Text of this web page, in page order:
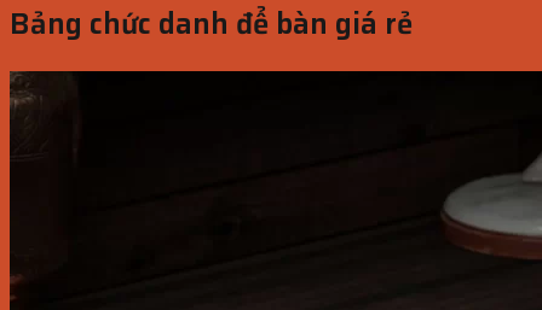
Bảng chức danh để bàn giá rẻ